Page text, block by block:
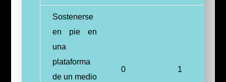
Sostenerse
en pie en
una
plataforma
de un medio
0 1